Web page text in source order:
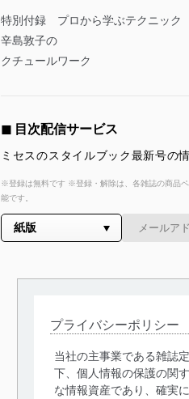
特別付録 プロから学ぶテクニック
辛島敦子の
クチュールワーク
◼︎ 目次配信サービス
ミセスのスタイルブック最新号の
※登録は無料です ※登録・解除は、各雑誌の商品
能です。
プライバシーポリシー
当社の主事業である雑誌
下、個人情報の保護の関
な情報資産であり、確実